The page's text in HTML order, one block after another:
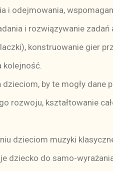
i odejmowania,
i rozwiązywanie
konstruowanie gier
kolejność.
by te mogły dane
rozwoju, kształtowanie
dzieciom muzyki
dziecko do samo-